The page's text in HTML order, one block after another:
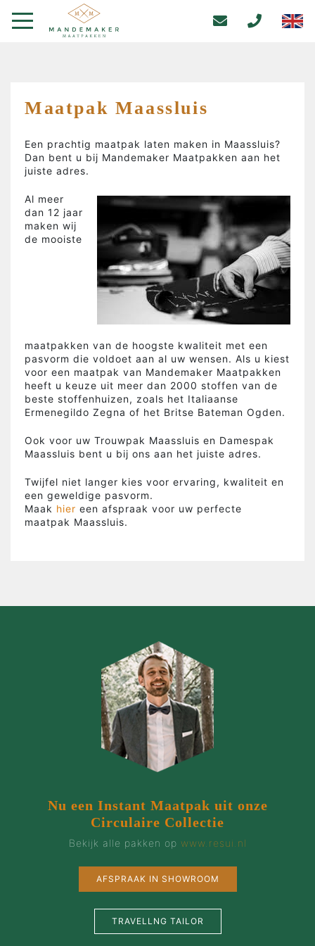
Maatpak Maassluis
Een prachtig maatpak laten maken in Maassluis?
Dan bent u bij Mandemaker Maatpakken aan het
juiste adres.
Al meer
dan 12 jaar
maken wij
de mooiste
maatpakken van de hoogste kwaliteit met een
pasvorm die voldoet aan al uw wensen. Als u kiest
voor een maatpak van Mandemaker Maatpakken
heeft u keuze uit meer dan 2000 stoffen van de
beste stoffenhuizen, zoals het Italiaanse
Ermenegildo Zegna of het Britse Bateman Ogden.
Ook voor uw Trouwpak Maassluis en Damespak
Maassluis bent u bij ons aan het juiste adres.
Twijfel niet langer kies voor ervaring, kwaliteit en
een geweldige pasvorm.
Maak hier een afspraak voor uw perfecte
maatpak Maassluis.
Nu een Instant Maatpak uit onze
Circulaire Collectie
Bekijk alle pakken op www.resui.nl
AFSPRAAK IN SHOWROOM
TRAVELLNG TAILOR